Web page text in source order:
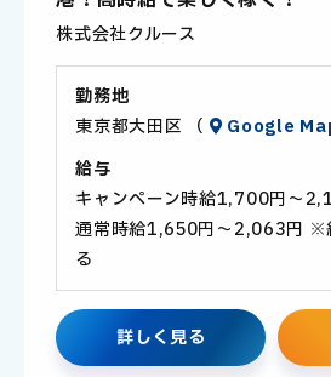
株式会社クルース
勤務地
東京都大田区 （
Google
給与
キャンペーン時給1,700円～
通常時給1,650円～2,063円 ※
る
詳しく見る